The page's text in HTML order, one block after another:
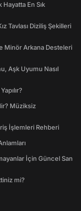
En Sık
Tavlası Diziliş Şekilleri
Minör Arkana Desteleri
Aşk Uyumu Nasıl
Müziksiz
İşlemleri Rehberi
İçin Güncel San
mi?